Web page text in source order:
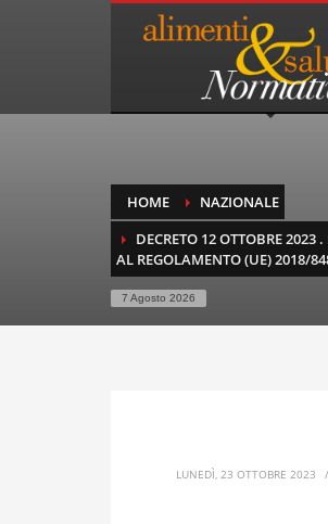
HOME
NAZIONALE
DECRETO 12 OTTOBRE
AL REGOLAMENTO (UE) 2018/
7 Agosto 2026
LUNEDÌ, 23 OTTOBRE 2023 /